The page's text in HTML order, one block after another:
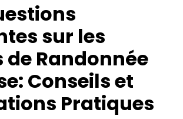
sur les
de Randonnée
Conseils et
Pratiques